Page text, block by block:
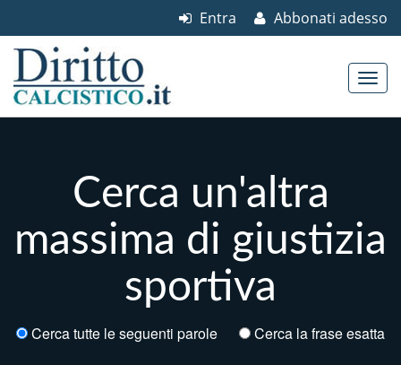
Abbonati adesso
Entra
Cerca un'altra
massima di giustizia
sportiva
Cerca tutte le seguenti parole Cerca la frase esatta